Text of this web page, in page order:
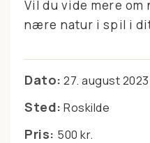
Vil du vide mere
nære natur i spil i
Dato: 27. august
Sted: Roskilde
Pris: 500 kr.